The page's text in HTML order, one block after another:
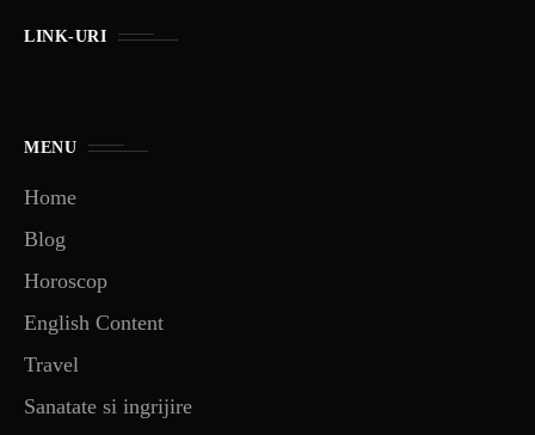
LINK-URI
MENU
Home
Blog
Horoscop
English Content
Travel
Sanatate si ingrijire